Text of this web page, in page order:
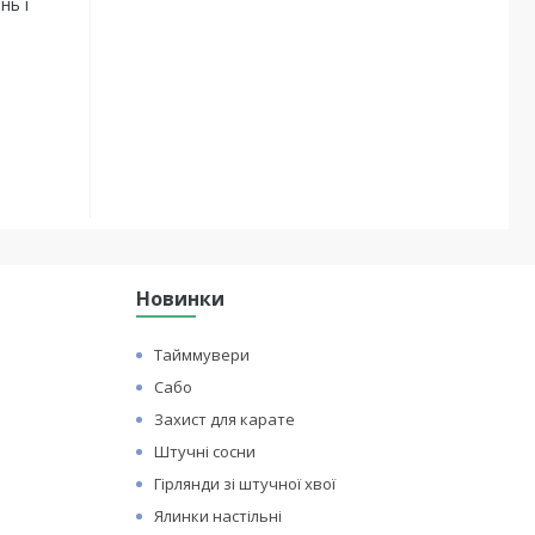
Новинки
Тайммувери
Сабо
Захист для карате
Штучні сосни
Гірлянди зі штучної хвої
Ялинки настільні